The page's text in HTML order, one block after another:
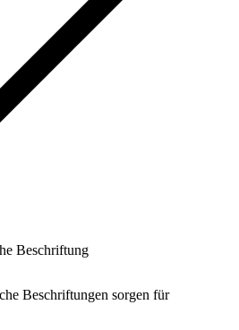
Beschriftung
Beschriftungen sorgen für